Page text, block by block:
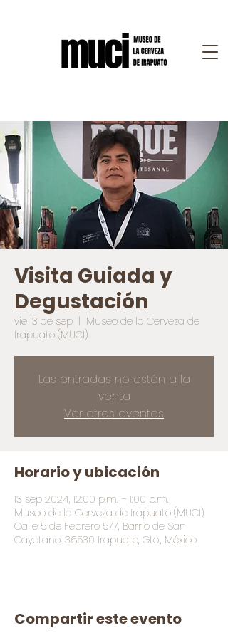
Visita Guiada y
Degustación
vie 13 de sep
  |
Museo de la Cerveza de
Irapuato (MUCI)
Las entradas no están a la
venta
Ver otros eventos
Horario y ubicación
13 sep 2024, 12:00 p.m. – 1:00 p.m.
Museo de la Cerveza de Irapuato (MUCI),
Calle 5 de Febrero 577, Barrio de San
Cayetano, 36530 Irapuato, Gto., México
Compartir este evento